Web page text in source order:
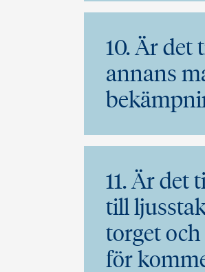
10. Är det
annans
11. Är det
till
torget
för